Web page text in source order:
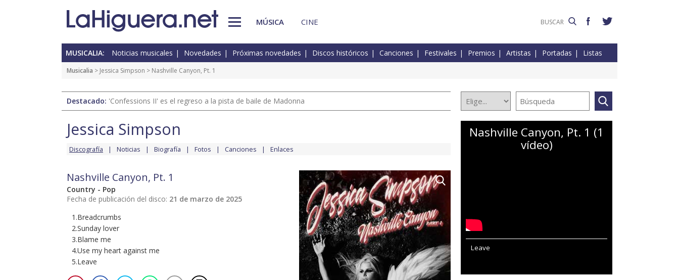
MÚSICA CINE
MUSICALIA: Noticias musicales Novedades Próximas novedades Discos históricos Canciones Festivales Premios Artistas Portadas Listas
Musicalia > Jessica Simpson > Nashville Canyon, Pt. 1
Destacado: 'Confessions II' es el regreso a la pista de baile de Madonna
Jessica Simpson
Discografía Noticias Biografía Fotos Canciones Enlaces
Nashville Canyon, Pt. 1
Country - Pop
Fecha de publicación del disco: 21 de marzo de 2025
1.Breadcrumbs
2.Sunday lover
3.Blame me
4.Use my heart against me
5.Leave
Nashville Canyon, Pt. 1 (1
vídeo)
Leave